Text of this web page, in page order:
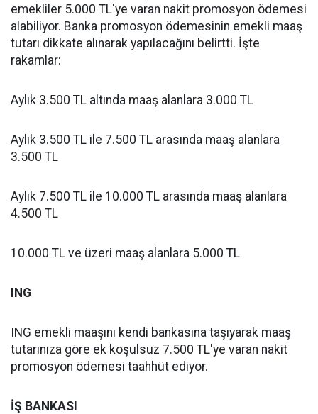
emekliler 5.000 TL'ye varan nakit promosyon ödemesi
alabiliyor. Banka promosyon ödemesinin emekli maaş
tutarı dikkate alınarak yapılacağını belirtti. İşte
rakamlar:
Aylık 3.500 TL altında maaş alanlara 3.000 TL
Aylık 3.500 TL ile 7.500 TL arasında maaş alanlara
3.500 TL
Aylık 7.500 TL ile 10.000 TL arasında maaş alanlara
4.500 TL
10.000 TL ve üzeri maaş alanlara 5.000 TL
ING
ING emekli maaşını kendi bankasına taşıyarak maaş
tutarınıza göre ek koşulsuz 7.500 TL'ye varan nakit
promosyon ödemesi taahhüt ediyor.
İŞ BANKASI